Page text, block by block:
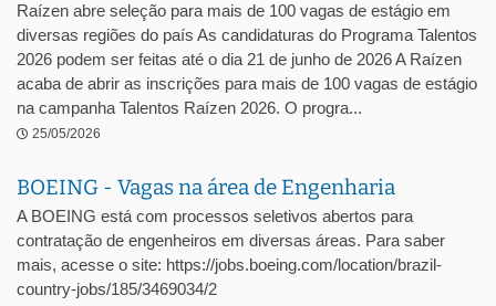
Raízen abre seleção para mais de 100 vagas de estágio em
diversas regiões do país As candidaturas do Programa Talentos
2026 podem ser feitas até o dia 21 de junho de 2026 A Raízen
acaba de abrir as inscrições para mais de 100 vagas de estágio
na campanha Talentos Raízen 2026. O progra...
25/05/2026
BOEING - Vagas na área de Engenharia
A BOEING está com processos seletivos abertos para
contratação de engenheiros em diversas áreas. Para saber
mais, acesse o site: https://jobs.boeing.com/location/brazil-
country-jobs/185/3469034/2